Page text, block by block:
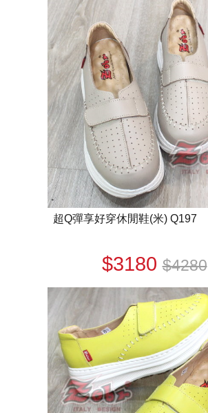
超Q彈享好穿休閒鞋(米) Q197
$3180$4280